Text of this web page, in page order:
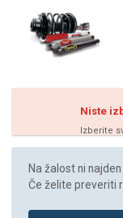
Niste
Izberite
Na žalost ni
Če želite preveriti